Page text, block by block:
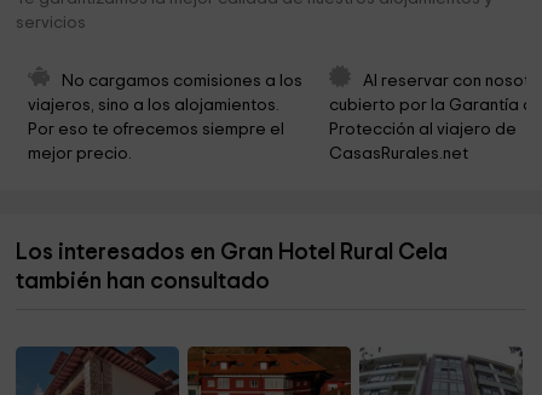
Restiello
Area Recreativa Vigonzalez
Cementerio parroquial de Vigaña
Cementerio parroquial de San Martín de Ondes 4,2 km
Cementerio parroquial de Las Estacas
servicios
No cargamos comisiones a los
viajeros, sino a los alojamientos.
Por eso te ofrecemos siempre el
mejor precio.
Al reservar con
cubierto por la Garantía
Protección al viajero de
CasasRurales.net
Los interesados en Gran Hotel Rural Cela
también han consultado